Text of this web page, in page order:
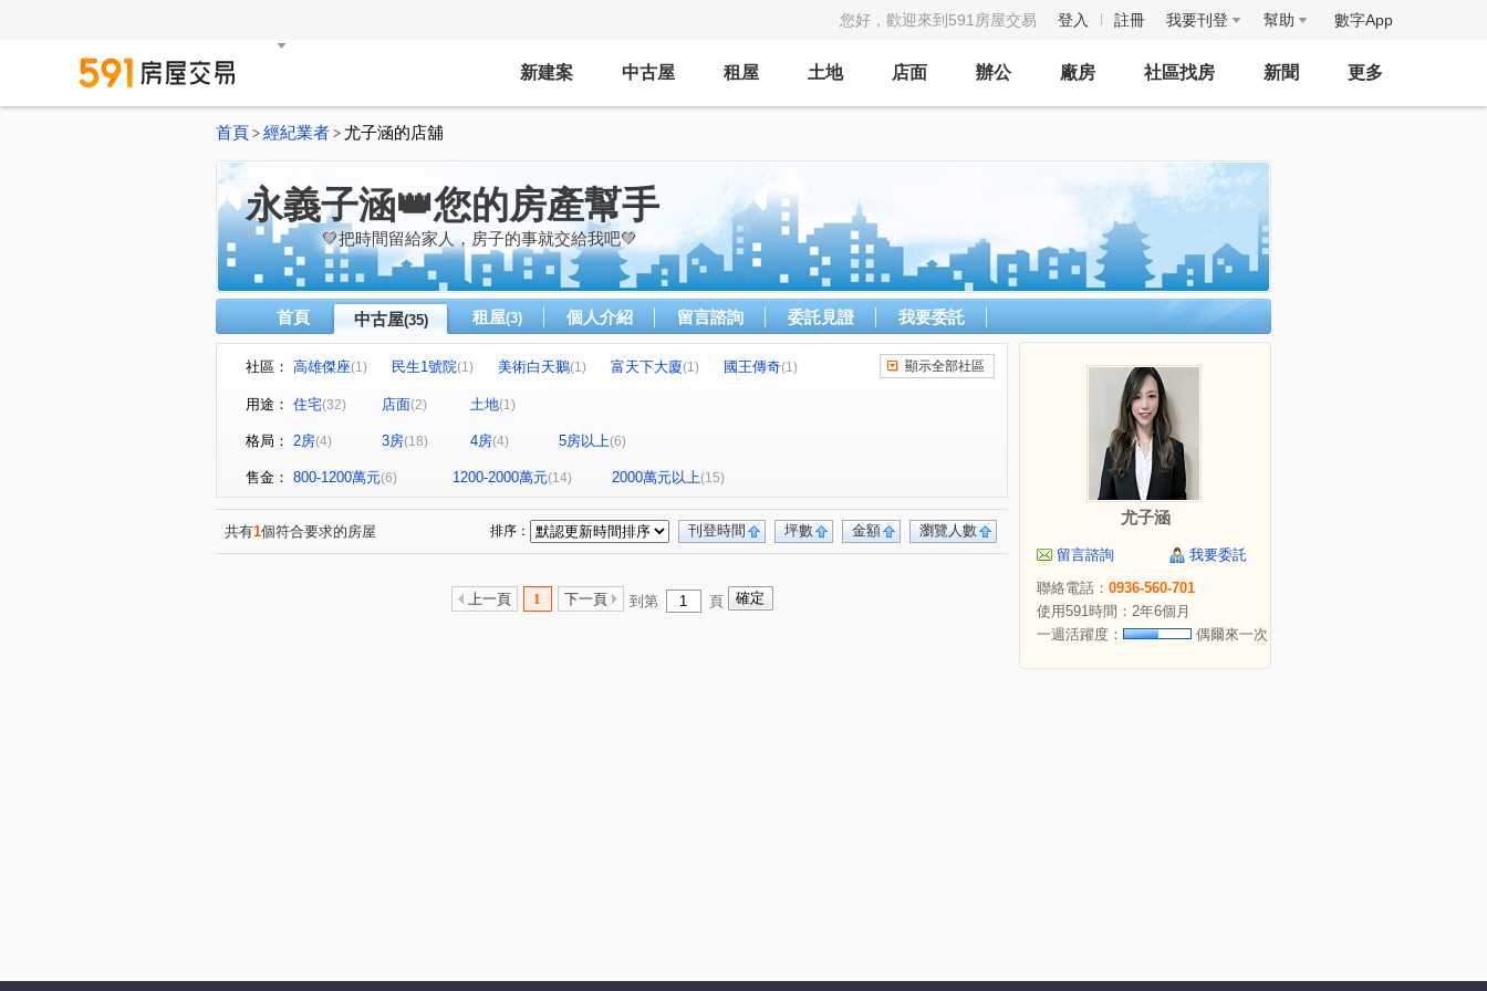
您好，歡迎來到591房屋交易 登入 註冊 我要刊登 幫助 數字App
新建案 中古屋 租屋 土地 店面 辦公 廠房 社區找房 新聞 更多
首頁 > 經紀業者 > 尤子涵的店舖
永義子涵👑您的房產幫手
💚把時間留給家人，房子的事就交給我吧💚
首頁 中古屋(35) 租屋(3) 個人介紹 留言諮詢 委託見證 我要委託
社區： 高雄傑座(1) 民生1號院(1) 美術白天鵝(1) 富天下大廈(1) 國王傳奇(1)
合群新城仁區 (1) 都市麗晶大廈
GIGA巨蛋核心城 (1) TAKU宅(1) 悦讀時代(1)
軒尼詩學園區大廈 百立生日公園(1) 青泉山莊大樓(1) 棋琴文立苑
英倫亞灣2期(1) 公園院(1) 登豐29(1) 自由朗誦(1) 綠光大樓(1)
鼎宇美術館大廈 新莊一路(1) 中山一路(1) 美術東四路(2) 富民路(1)
美術北五街(1) 久昌街(1) 緯六路(1) 美術東七街(1) 華豐街(1) 建國三路(2)
文信路 (1) 重忠路(1) 新南一街 (1) 美術南三路
顯示全部社區
用途： 住宅(32) 店面(2) 土地(1)
格局： 2房(4) 3房(18) 4房(4) 5房以上(6)
售金： 800-1200萬元(6) 1200-2000萬元(14) 2000萬元以上(15)
共有1個符合要求的房屋 瀏覽人數
金額
坪數
刊登時間
排序：
上一頁 1 下一頁 到第 頁
尤子涵
留言諮詢
我要委託
聯絡電話： 0936-560-701
使用591時間：2年6個月
一週活躍度：
偶爾來一次